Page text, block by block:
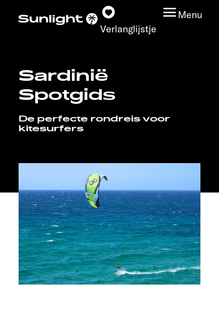
Verlanglijstje
Menu
Modeloverzicht
Vind jouw Sunlight
Vind jouw dealer
Ontdek
Service
Sardinië
Spotgids
De perfecte rondreis voor
kitesurfers